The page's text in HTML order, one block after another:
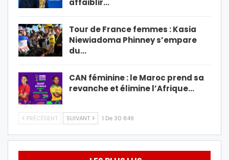
affaiblir…
Tour de France femmes : Kasia
Niewiadoma Phinney s’empare
du…
CAN féminine : le Maroc prend sa
revanche et élimine l’Afrique…
PRÉCÉDENT SUIVANT 1 De 30 849